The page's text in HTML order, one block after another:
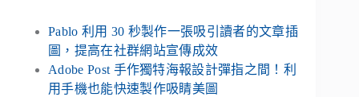
Pablo 利用 30 秒製作一張吸引讀者的文章插
圖，提高在社群網站宣傳成效
Adobe Post 手作獨特海報設計彈指之間！利
用手機也能快速製作吸睛美圖